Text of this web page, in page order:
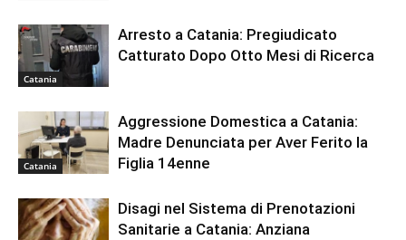
Catania
Arresto a Catania: Pregiudicato
Catturato Dopo Otto Mesi di Ricerca
Catania
Aggressione Domestica a Catania:
Madre Denunciata per Aver Ferito la
Figlia 14enne
Disagi nel Sistema di Prenotazioni
Sanitarie a Catania: Anziana